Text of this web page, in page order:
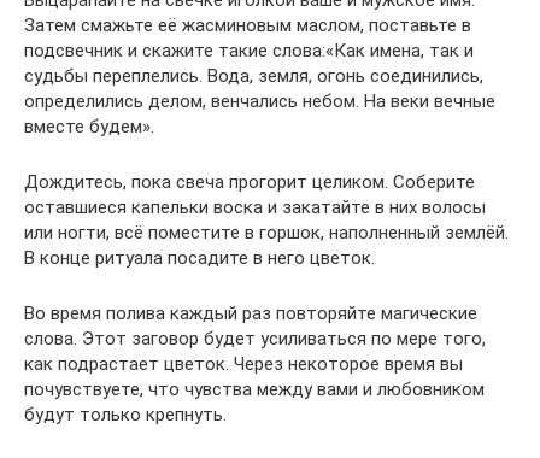
Затем смажьте её жасминовым маслом, поставьте в
подсвечник и скажите такие слова:«Как имена, так и
судьбы переплелись. Вода, земля, огонь соединились,
определились делом, венчались небом. На веки вечные
вместе будем».
Дождитесь, пока свеча прогорит целиком. Соберите
оставшиеся капельки воска и закатайте в них волосы
или ногти, всё поместите в горшок, наполненный землёй.
В конце ритуала посадите в него цветок.
Во время полива каждый раз повторяйте магические
слова. Этот заговор будет усиливаться по мере того,
как подрастает цветок. Через некоторое время вы
почувствуете, что чувства между вами и любовником
будут только крепнуть.